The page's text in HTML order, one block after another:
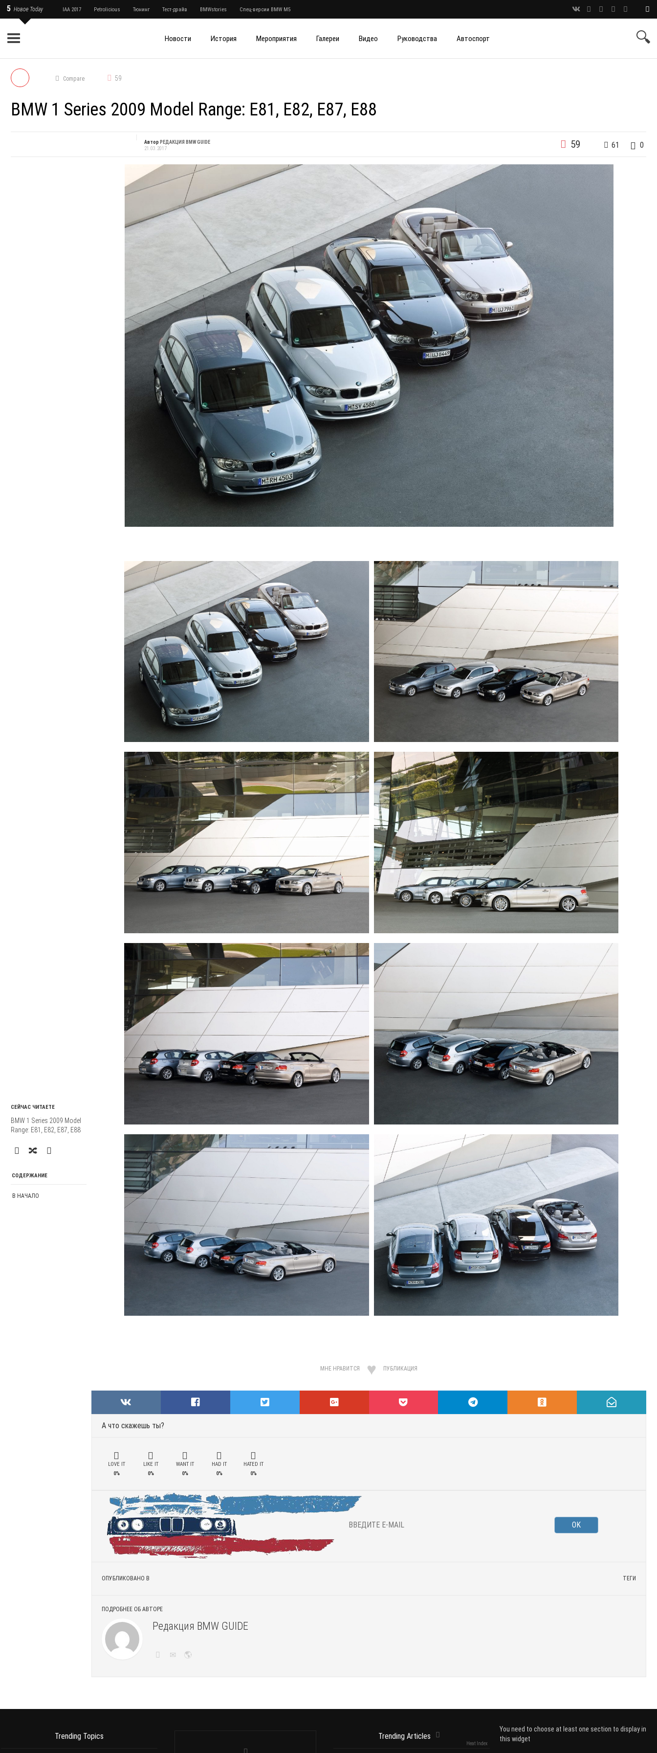
5 Новое Today IAA 2017 Petrolicious Тюнинг Тест-драйв BMWstories Спец-версии BMW M5
Новости История Мероприятия Галереи Видео Руководства Автоспорт
Compare 59
BMW 1 Series 2009 Model Range: E81, E82, E87, E88
Автор РЕДАКЦИЯ BMW GUIDE
21.03.2017
59 61 0
СЕЙЧАС ЧИТАЕТЕ
BMW 1 Series 2009 Model
Range: E81, E82, E87, E88
СОДЕРЖАНИЕ
В НАЧАЛО
МНЕ НРАВИТСЯ ПУБЛИКАЦИЯ
А что скажешь ты?
LOVE IT
0%
LIKE IT
0%
WANT IT
0%
HAD IT
0%
HATED IT
0%
ОПУБЛИКОВАНО В ТЕГИ
ПОДРОБНЕЕ ОБ АВТОРЕ
Редакция BMW GUIDE
Trending Topics Trending Articles
Heat Index
You need to choose at least one section to display in
this widget